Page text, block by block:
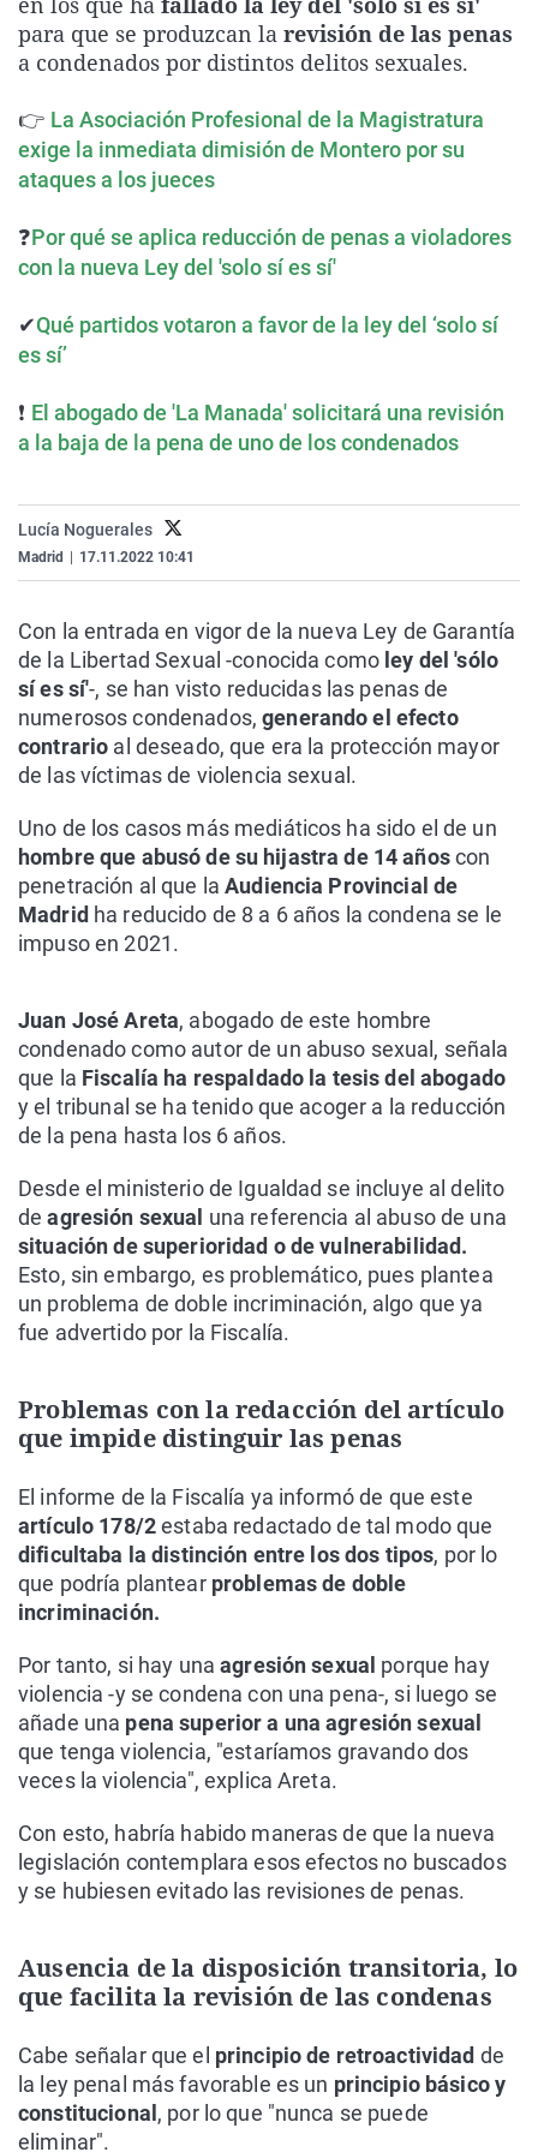
La rosa de los vientos
Gente viajera
Caso
Retornados
Operación Viuda
Extremadura
Galicia
Navarra
Virales
Televisión
para que se produzcan la revisión de las penas
a condenados por distintos delitos sexuales.
👉 La Asociación Profesional de la Magistratura
exige la inmediata dimisión de Montero por su
ataques a los jueces
❓Por qué se aplica reducción de penas a violadores
con la nueva Ley del 'solo sí es sí'
✔Qué partidos votaron a favor de la ley del ‘solo sí
es sí’
❗ El abogado de 'La Manada' solicitará una revisión
a la baja de la pena de uno de los condenados
Lucía Noguerales
Madrid 17.11.2022 10:41
Con la entrada en vigor de la nueva Ley de Garantía
de la Libertad Sexual -conocida como ley del 'sólo
sí es sí'-, se han visto reducidas las penas de
numerosos condenados,generando el efecto
contrario al deseado, que era la protección mayor
de las víctimas de violencia sexual.
Uno de los casos más mediáticos ha sido el de un
hombre que abusó de su hijastra de 14 añoscon
penetración al que laAudiencia Provincial de
Madrid ha reducido de 8 a 6 años la condena se le
impuso en 2021.
Juan José Areta, abogado de este hombre
condenado como autor de un abuso sexual, señala
que la Fiscalía ha respaldado la tesis del abogado
y el tribunal se ha tenido que acoger a la reducción
de la pena hasta los 6 años.
Desde el ministerio de Igualdad se incluye al delito
de agresión sexual una referencia al abuso de una
situación de superioridad o de vulnerabilidad.
Esto, sin embargo, es problemático, pues plantea
un problema de doble incriminación, algo que ya
fue advertido por la Fiscalía.
Problemas con la redacción del artículo
que impide distinguir las penas
El informe de la Fiscalía ya informó de que este
artículo 178/2estaba redactado de tal modo que
dificultaba la distinción entre los dos tipos, por lo
que podría plantear problemas de doble
incriminación.
Por tanto, si hay unaagresión sexual porque hay
violencia -y se condena con una pena-, si luego se
añade una pena superior a una agresión sexual
que tenga violencia, "estaríamos gravando dos
veces la violencia", explica Areta.
Con esto, habría habido maneras de que la nueva
legislación contemplara esos efectos no buscados
y se hubiesen evitado las revisiones de penas.
Ausencia de la disposición transitoria, lo
que facilita la revisión de las condenas
Cabe señalar que el principio de retroactividad de
la ley penal más favorable es un principio básico y
constitucional , por lo que "nunca se puede
eliminar".